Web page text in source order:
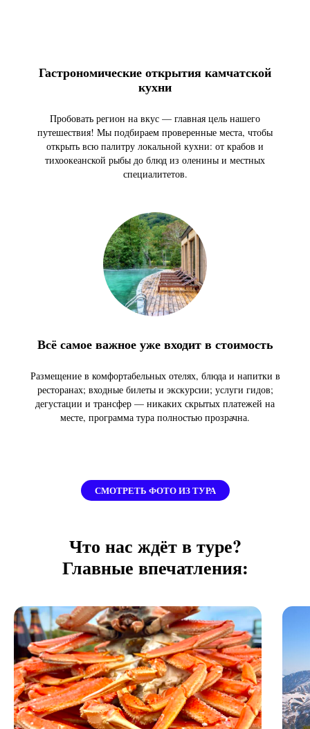
Гастрономические открытия камчатской
кухни
Пробовать регион на вкус — главная цель нашего
путешествия! Мы подбираем проверенные места, чтобы
открыть всю палитру локальной кухни: от крабов и
тихоокеанской рыбы до блюд из оленины и местных
специалитетов.
Всё самое важное уже входит в стоимость
Размещение в комфортабельных отелях, блюда и напитки в
ресторанах; входные билеты и экскурсии; услуги гидов;
дегустации и трансфер — никаких скрытых платежей на
месте, программа тура полностью прозрачна.
СМОТРЕТЬ ФОТО ИЗ ТУРА
Что нас ждёт в туре?
Главные впечатления: